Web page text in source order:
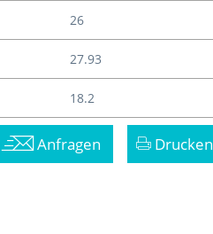
26
27.93
18.2
Anfragen Drucken